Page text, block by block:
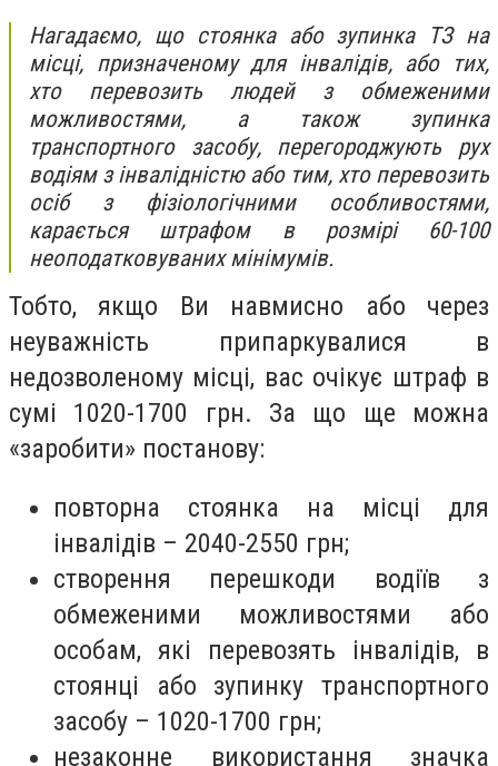
Нагадаємо, що стоянка або зупинка ТЗ на
місці, призначеному для інвалідів, або тих,
хто перевозить людей з обмеженими
можливостями, а також зупинка
транспортного засобу, перегороджують рух
водіям з інвалідністю або тим, хто перевозить
осіб з фізіологічними особливостями,
карається штрафом в розмірі 60-100
неоподатковуваних мінімумів.
Тобто, якщо Ви навмисно або через
неуважність припаркувалися в
недозволеному місці, вас очікує штраф в
сумі 1020-1700 грн. За що ще можна
«заробити» постанову:
повторна стоянка на місці для
інвалідів – 2040-2550 грн;
створення перешкоди водіїв з
обмеженими можливостями або
особам, які перевозять інвалідів, в
стоянці або зупинку транспортного
засобу – 1020-1700 грн;
незаконне використання значка